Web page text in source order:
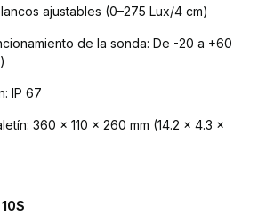
ajustables (0–275 Lux/4 cm)
de la sonda: De -20 a +60
IP 67
360 x 110 x 260 mm (14.2 x 4.3 x